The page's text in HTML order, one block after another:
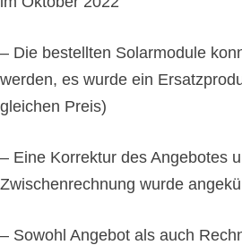
– Die bestellten Solarmodule
werden, es wurde ein
gleichen Preis)
– Eine Korrektur des Angebotes
Zwischenrechnung wurde
– Sowohl Angebot als auch